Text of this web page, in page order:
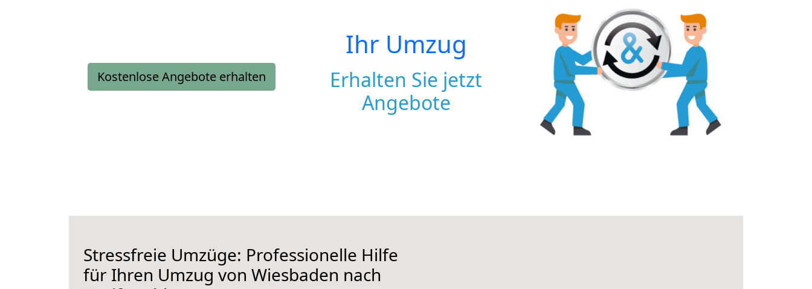
Kostenlose Angebote erhalten
Ihr Umzug
Erhalten Sie jetzt
Angebote
Stressfreie Umzüge: Professionelle Hilfe
für Ihren Umzug von Wiesbaden nach